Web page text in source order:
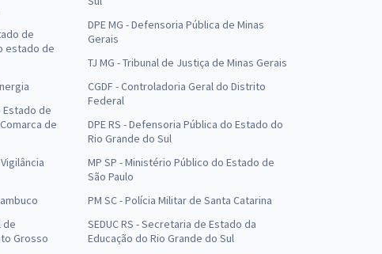
de
estado de
Estado de
de
de
Grosso
DPE MG - Defensoria Pública de Minas
Gerais
TJ MG - Tribunal de Justiça de Minas Gerais
CGDF - Controladoria Geral do Distrito
Federal
DPE RS - Defensoria Pública do Estado do
Rio Grande do Sul
MP SP - Ministério Público do Estado de
São Paulo
PM SC - Polícia Militar de Santa Catarina
SEDUC RS - Secretaria de Estado da
Educação do Rio Grande do Sul